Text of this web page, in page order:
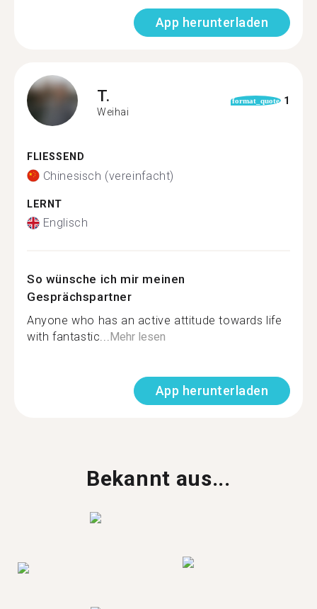
App herunterladen
T.
Weihai
format_quote 1
FLIESSEND
Chinesisch (vereinfacht)
LERNT
Englisch
So wünsche ich mir meinen
Gesprächspartner
Anyone who has an active attitude towards life
with fantastic...Mehr lesen
App herunterladen
Bekannt aus...